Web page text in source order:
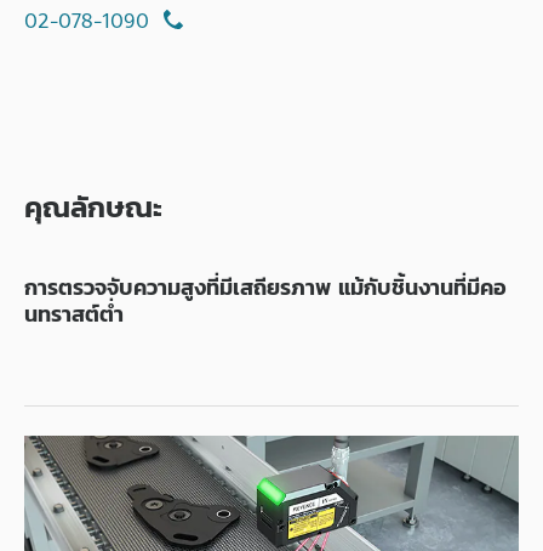
02-078-1090
คุณลักษณะ
การตรวจจับความสูงที่มีเสถียรภาพ แม้กับชิ้นงานที่มีคอ
นทราสต์ต่ำ